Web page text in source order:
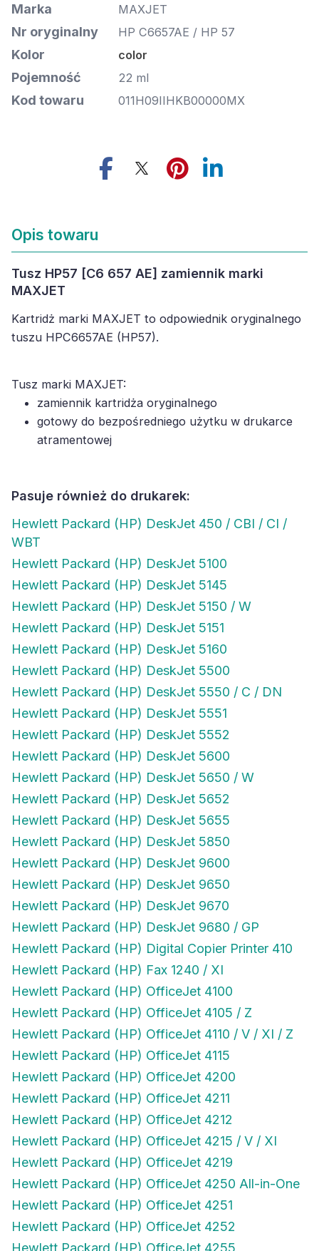
Marka MAXJET
Nr oryginalny HP C6657AE / HP 57
Kolor color
Pojemność 22 ml
Kod towaru 011H09IIHKB00000MX
Opis towaru
Tusz HP57 [C6 657 AE] zamiennik marki
MAXJET
Kartridż marki MAXJET to odpowiednik oryginalnego
tuszu HPC6657AE (HP57).
Tusz marki MAXJET:
zamiennik kartridża oryginalnego
gotowy do bezpośredniego użytku w drukarce
atramentowej
Pasuje również do drukarek:
Hewlett Packard (HP) DeskJet 450 / CBI / CI /
WBT
Hewlett Packard (HP) DeskJet 5100
Hewlett Packard (HP) DeskJet 5145
Hewlett Packard (HP) DeskJet 5150 / W
Hewlett Packard (HP) DeskJet 5151
Hewlett Packard (HP) DeskJet 5160
Hewlett Packard (HP) DeskJet 5500
Hewlett Packard (HP) DeskJet 5550 / C / DN
Hewlett Packard (HP) DeskJet 5551
Hewlett Packard (HP) DeskJet 5552
Hewlett Packard (HP) DeskJet 5600
Hewlett Packard (HP) DeskJet 5650 / W
Hewlett Packard (HP) DeskJet 5652
Hewlett Packard (HP) DeskJet 5655
Hewlett Packard (HP) DeskJet 5850
Hewlett Packard (HP) DeskJet 9600
Hewlett Packard (HP) DeskJet 9650
Hewlett Packard (HP) DeskJet 9670
Hewlett Packard (HP) DeskJet 9680 / GP
Hewlett Packard (HP) Digital Copier Printer 410
Hewlett Packard (HP) Fax 1240 / XI
Hewlett Packard (HP) OfficeJet 4100
Hewlett Packard (HP) OfficeJet 4105 / Z
Hewlett Packard (HP) OfficeJet 4110 / V / XI / Z
Hewlett Packard (HP) OfficeJet 4115
Hewlett Packard (HP) OfficeJet 4200
Hewlett Packard (HP) OfficeJet 4211
Hewlett Packard (HP) OfficeJet 4212
Hewlett Packard (HP) OfficeJet 4215 / V / XI
Hewlett Packard (HP) OfficeJet 4219
Hewlett Packard (HP) OfficeJet 4250 All-in-One
Hewlett Packard (HP) OfficeJet 4251
Hewlett Packard (HP) OfficeJet 4252
Hewlett Packard (HP) OfficeJet 4255